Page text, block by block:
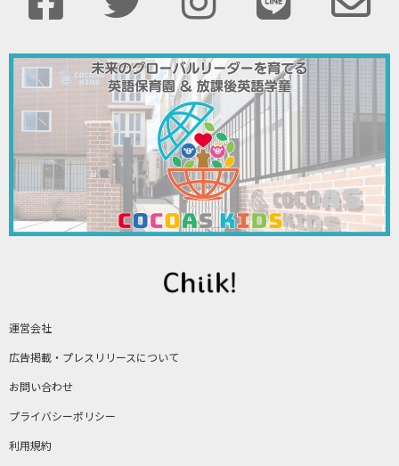
運営会社
広告掲載・プレスリリースについて
お問い合わせ
プライバシーポリシー
利用規約